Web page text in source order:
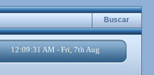
Buscar
12:09:32 AM - Fri, 7th Aug